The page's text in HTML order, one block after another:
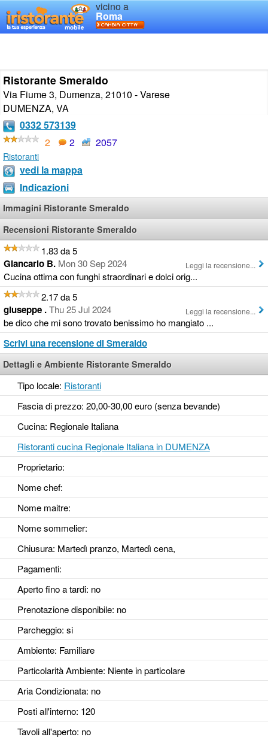
vicino a
Roma
Ristorante Smeraldo
Via Fiume 3, Dumenza, 21010 - Varese
DUMENZA, VA
0332 573139
2
2 2057
Ristoranti
vedi la mappa
Indicazioni
Immagini Ristorante Smeraldo
Recensioni Ristorante Smeraldo
1.83 da 5
Giancarlo B. Mon 30 Sep 2024
Cucina ottima con funghi straordinari e dolci orig...
Leggi la recensione...
2.17 da 5
giuseppe .Thu 25 Jul 2024
be dico che mi sono trovato benissimo ho mangiato ...
Leggi la recensione...
Scrivi una recensione di Smeraldo
Dettagli e Ambiente Ristorante Smeraldo
Tipo locale: Ristoranti
Fascia di prezzo: 20,00-30,00 euro (senza bevande)
Cucina: Regionale Italiana
Ristoranti cucina Regionale Italiana in DUMENZA
Proprietario:
Nome chef:
Nome maitre:
Nome sommelier:
Chiusura: Martedì pranzo, Martedì cena,
Pagamenti:
Aperto fino a tardi: no
Prenotazione disponibile: no
Parcheggio: si
Ambiente: Familiare
Particolarità Ambiente: Niente in particolare
Aria Condizionata: no
Posti all'interno: 120
Tavoli all'aperto: no